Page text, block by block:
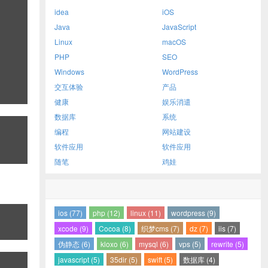
idea
iOS
Java
JavaScript
Linux
macOS
PHP
SEO
Windows
WordPress
交互体验
产品
健康
娱乐消遣
数据库
系统
编程
网站建设
软件应用
软件应用
随笔
鸡娃
ios (77) php (12) linux (11)
wordpress (9)
xcode (9)
Cocoa (8) 织梦cms (7) dz (7)
iis (7)
伪静态 (6)
kloxo (6) mysql (6) vps (5)
rewrite (5)
javascript (5)
35dir (5) swift (5) 数据库 (4)